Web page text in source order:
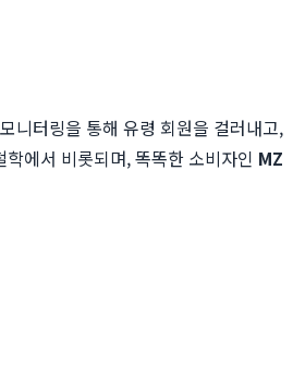
니터링을 통해 유령 회원을 걸러내고,
에서 비롯되며, 똑똑한 소비자인 MZ